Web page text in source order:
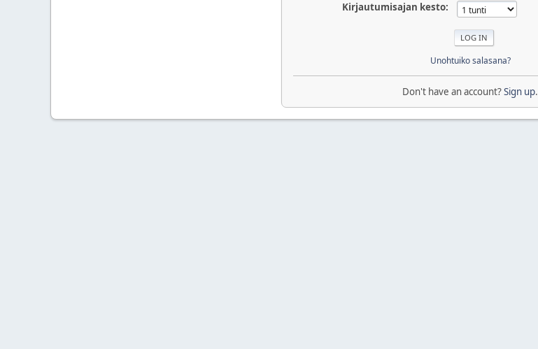
Kirjautumisajan kesto:
Unohtuiko salasana?
Don't have an account?Sign up.